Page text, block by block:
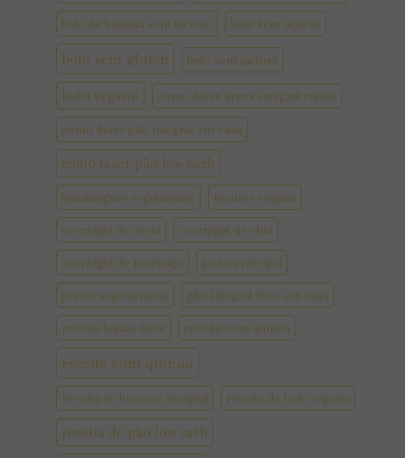
bolo de banana sem lactose bolo sem açúcar
bolo sem gluten bolo sem lactose
bolo vegano como fazer arroz integral cateto
como fazer pão integral em casa
como fazer pão low carb
hamburguer vegetariano mousse vegana
overnight de aveia overnight de chia
overnight de morango prato principal
pratos vegetarianos pão integral feito em casa
receita batata doce receita com quinoa
receita com quinua
receita de biscoito integral receita de bolo vegano
receita de pão low carb